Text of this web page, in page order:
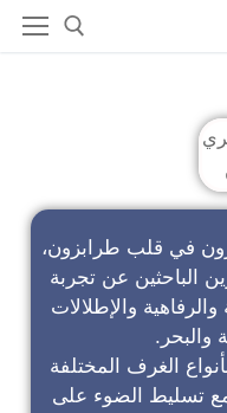
في قلب طرابزون،
الباحثين عن تجربة
والرفاهية والإطلالات
والبحر.
الغرف المختلفة
مع تسليط الضوء على